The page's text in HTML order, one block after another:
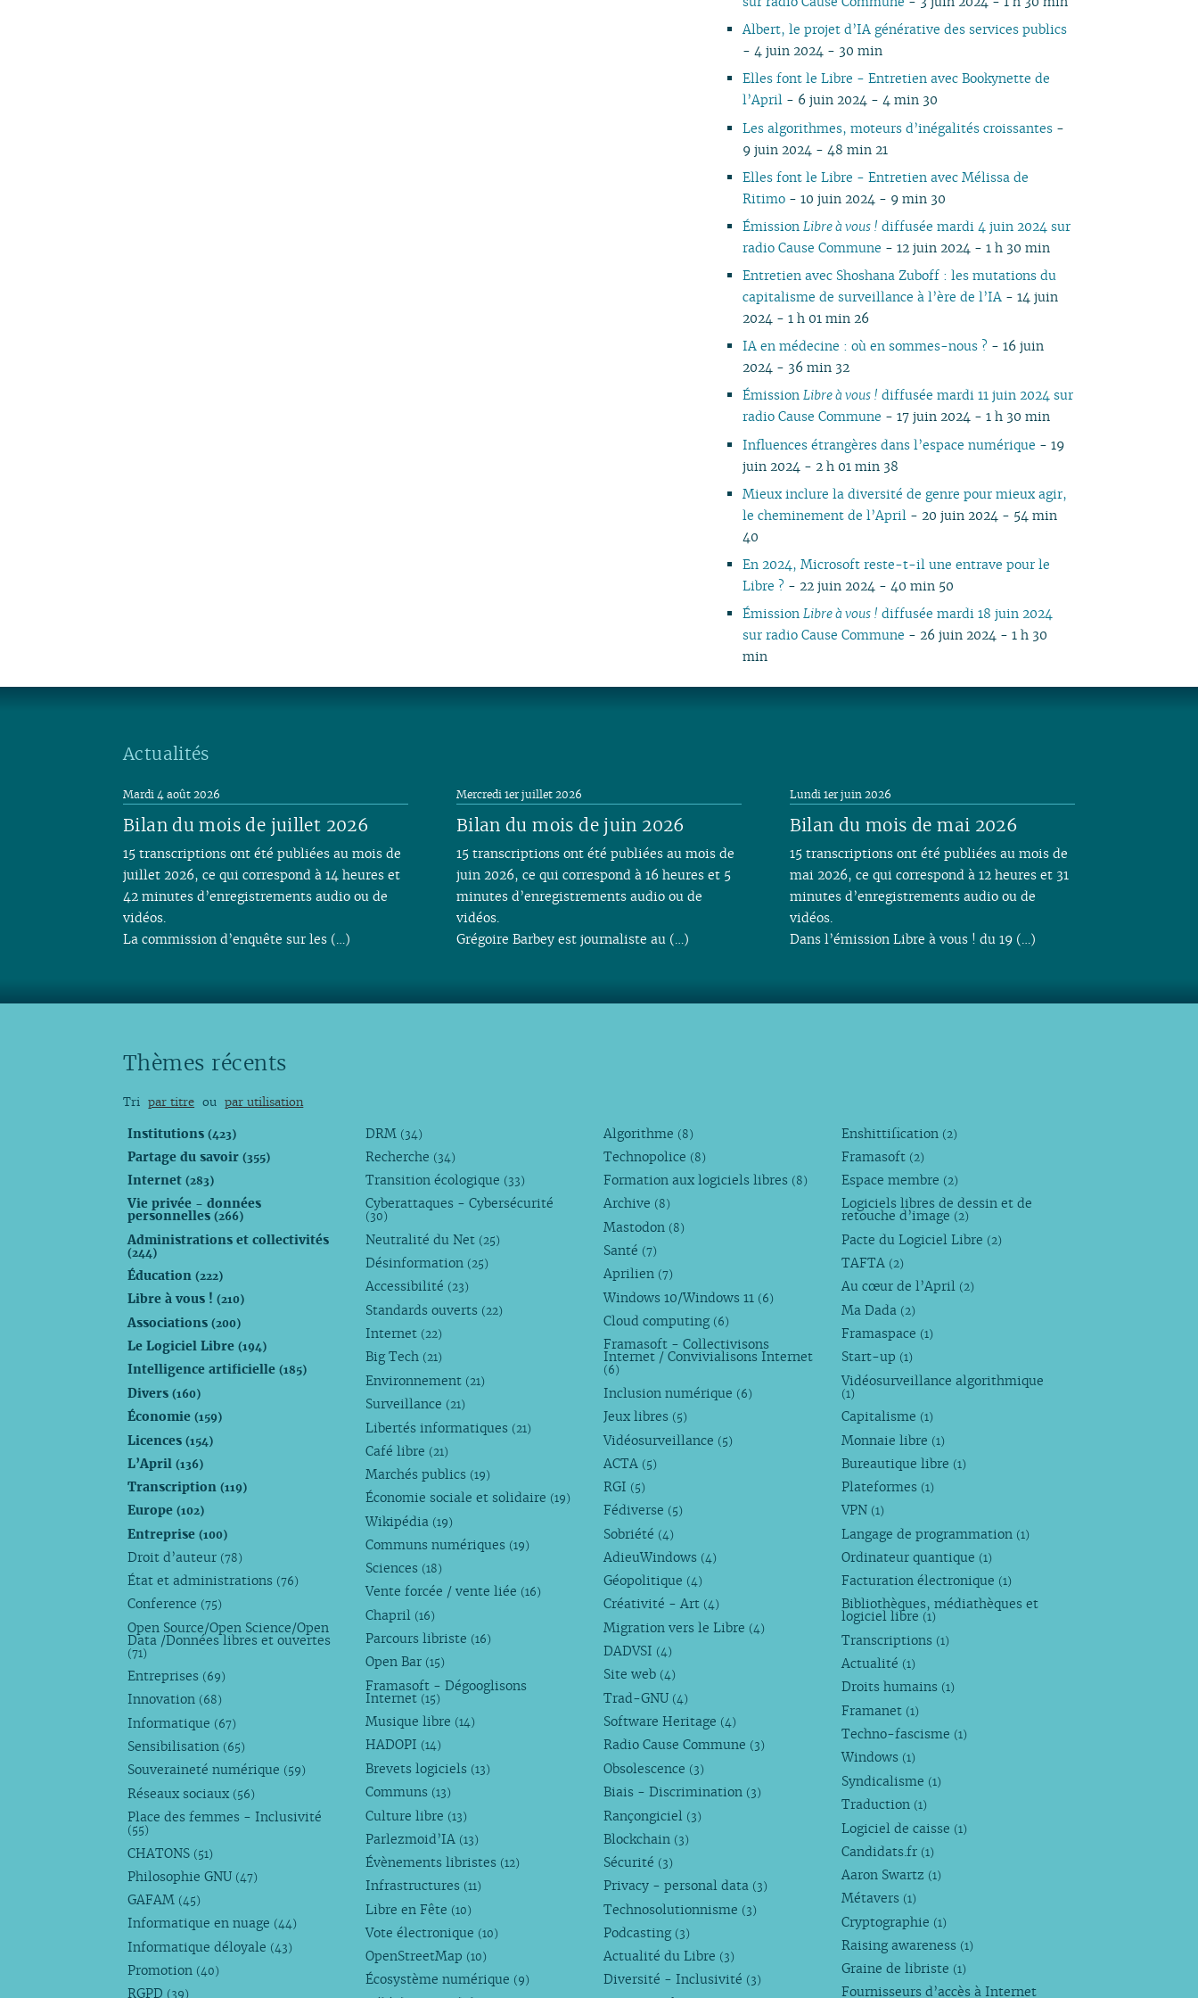
02
01
03
01
01
01
01
01
04
03
02
01
04
03
02
01
03
02
02
Albert, le projet d’IA générative des services publics
- 4 juin 2024 - 30 min
Elles font le Libre - Entretien avec Bookynette de
l’April - 6 juin 2024 - 4 min 30
Les algorithmes, moteurs d’inégalités croissantes -
9 juin 2024 - 48 min 21
Elles font le Libre - Entretien avec Mélissa de
Ritimo - 10 juin 2024 - 9 min 30
ÉmissionLibre à vous ! diffusée mardi 4 juin 2024 sur
radio Cause Commune - 12 juin 2024 - 1 h 30 min
Entretien avec Shoshana Zuboff : les mutations du
capitalisme de surveillance à l’ère de l’IA - 14 juin
2024 - 1 h 01 min 26
IA en médecine : où en sommes-nous ? - 16 juin
2024 - 36 min 32
ÉmissionLibre à vous ! diffusée mardi 11 juin 2024 sur
radio Cause Commune - 17 juin 2024 - 1 h 30 min
Influences étrangères dans l’espace numérique - 19
juin 2024 - 2 h 01 min 38
Mieux inclure la diversité de genre pour mieux agir,
le cheminement de l’April - 20 juin 2024 - 54 min
40
En 2024, Microsoft reste-t-il une entrave pour le
Libre ? - 22 juin 2024 - 40 min 50
ÉmissionLibre à vous ! diffusée mardi 18 juin 2024
sur radio Cause Commune - 26 juin 2024 - 1 h 30
min
Actualités
Bilan du mois de juillet 2026
Mardi 4 août 2026
15 transcriptions ont été publiées au mois de
juillet 2026, ce qui correspond à 14 heures et
42 minutes d’enregistrements audio ou de
vidéos.
La commission d’enquête sur les (…)
Bilan du mois de juin 2026
Mercredi 1er juillet 2026
15 transcriptions ont été publiées au mois de
juin 2026, ce qui correspond à 16 heures et 5
minutes d’enregistrements audio ou de
vidéos.
Grégoire Barbey est journaliste au (…)
Bilan du mois de mai 2026
Lundi 1er juin 2026
15 transcriptions ont été publiées au mois de
mai 2026, ce qui correspond à 12 heures et 31
minutes d’enregistrements audio ou de
vidéos.
Dans l’émission Libre à vous ! du 19 (…)
Thèmes récents
Tri par titre ou par utilisation
Institutions(423)
Partage du savoir(355)
Internet(283)
Vie privée - données
personnelles(266)
Administrations et collectivités
(244)
Éducation(222)
Libre à vous !(210)
Associations(200)
Le Logiciel Libre(194)
Intelligence artificielle(185)
Divers(160)
Économie(159)
Licences(154)
L’April(136)
Transcription(119)
Europe(102)
Entreprise(100)
Droit d’auteur (78)
État et administrations (76)
Conference (75)
Open Source/Open Science/Open
Data /Données libres et ouvertes
(71)
Entreprises (69)
Innovation (68)
Informatique (67)
Sensibilisation (65)
Souveraineté numérique (59)
Réseaux sociaux (56)
Place des femmes - Inclusivité
(55)
CHATONS (51)
Philosophie GNU (47)
GAFAM (45)
Informatique en nuage (44)
Informatique déloyale (43)
Promotion (40)
RGPD (39)
DRM (34)
Recherche (34)
Transition écologique (33)
Cyberattaques - Cybersécurité
(30)
Neutralité du Net (25)
Désinformation (25)
Accessibilité (23)
Standards ouverts (22)
Internet (22)
Big Tech (21)
Environnement (21)
Surveillance (21)
Libertés informatiques (21)
Café libre (21)
Marchés publics (19)
Économie sociale et solidaire (19)
Wikipédia (19)
Communs numériques (19)
Sciences (18)
Vente forcée / vente liée (16)
Chapril (16)
Parcours libriste (16)
Open Bar (15)
Framasoft - Dégooglisons
Internet (15)
Musique libre (14)
HADOPI (14)
Brevets logiciels (13)
Communs (13)
Culture libre (13)
Parlezmoid’IA (13)
Évènements libristes (12)
Infrastructures (11)
Libre en Fête (10)
Vote électronique (10)
OpenStreetMap (10)
Écosystème numérique (9)
Algorithme (8)
Technopolice (8)
Formation aux logiciels libres (8)
Archive (8)
Mastodon (8)
Santé (7)
Aprilien (7)
Windows 10/Windows 11 (6)
Cloud computing (6)
Framasoft - Collectivisons
Internet / Convivialisons Internet
(6)
Inclusion numérique (6)
Jeux libres (5)
Vidéosurveillance (5)
ACTA (5)
RGI (5)
Fédiverse (5)
Sobriété (4)
AdieuWindows (4)
Géopolitique (4)
Créativité - Art (4)
Migration vers le Libre (4)
DADVSI (4)
Site web (4)
Trad-GNU (4)
Software Heritage (4)
Radio Cause Commune (3)
Obsolescence (3)
Biais - Discrimination (3)
Rançongiciel (3)
Blockchain (3)
Sécurité (3)
Privacy - personal data (3)
Technosolutionnisme (3)
Podcasting (3)
Actualité du Libre (3)
Diversité - Inclusivité (3)
Enshittification (2)
Framasoft (2)
Espace membre (2)
Logiciels libres de dessin et de
retouche d’image (2)
Pacte du Logiciel Libre (2)
TAFTA (2)
Au cœur de l’April (2)
Ma Dada (2)
Framaspace (1)
Start-up (1)
Vidéosurveillance algorithmique
(1)
Capitalisme (1)
Monnaie libre (1)
Bureautique libre (1)
Plateformes (1)
VPN (1)
Langage de programmation (1)
Ordinateur quantique (1)
Facturation électronique (1)
Bibliothèques, médiathèques et
logiciel libre (1)
Transcriptions (1)
Actualité (1)
Droits humains (1)
Framanet (1)
Techno-fascisme (1)
Windows (1)
Syndicalisme (1)
Traduction (1)
Logiciel de caisse (1)
Candidats.fr (1)
Aaron Swartz (1)
Métavers (1)
Cryptographie (1)
Raising awareness (1)
Graine de libriste (1)
Fournisseurs d’accès à Internet